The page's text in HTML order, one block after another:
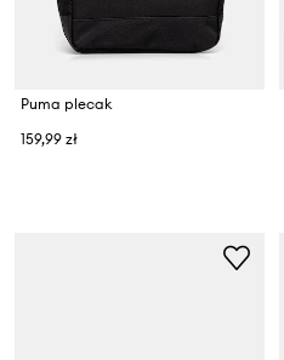
Puma plecak
159,99 zł